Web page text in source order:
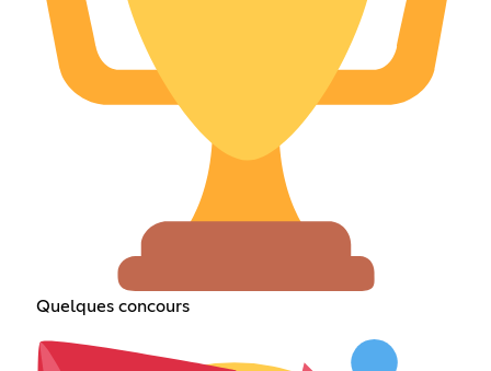
Quelques concours